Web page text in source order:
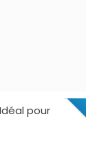
mécanique
LEDs